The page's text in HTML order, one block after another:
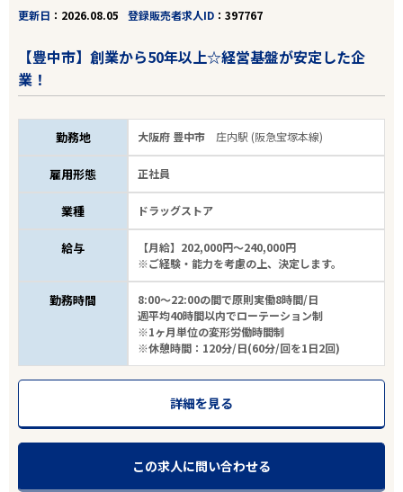
更新日
2026.08.05 登録販売者求人ID 397767
【豊中市】創業から50年以上☆経営基盤が安定した企
業！
勤務地 大阪府 豊中市 庄内駅 (阪急宝塚本線)
雇用形態 正社員
業種 ドラッグストア
給与
【月給】202,000円～240,000円
※ご経験・能力を考慮の上、決定します。
勤務時間
8:00～22:00の間で原則実働8時間/日
週平均40時間以内でローテーション制
※1ヶ月単位の変形労働時間制
※休憩時間：120分/日(60分/回を1日2回)
詳細を見る
この求人に問い合わせる